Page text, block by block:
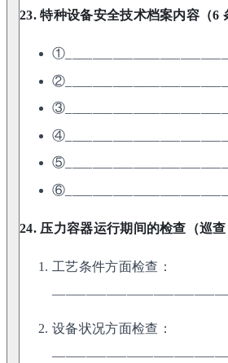
23. 特种设备安全技术档案内容（6
24. 压力容器运行期间的检查（巡
工艺条件方面检查：
设备状况方面检查：